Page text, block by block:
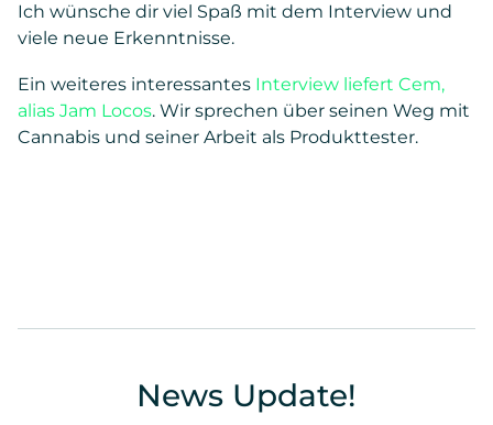
Ich wünsche dir viel Spaß mit dem Interview und
viele neue Erkenntnisse.
Ein weiteres interessantes Interview liefert Cem,
alias Jam Locos. Wir sprechen über seinen Weg mit
Cannabis und seiner Arbeit als Produkttester.
News Update!